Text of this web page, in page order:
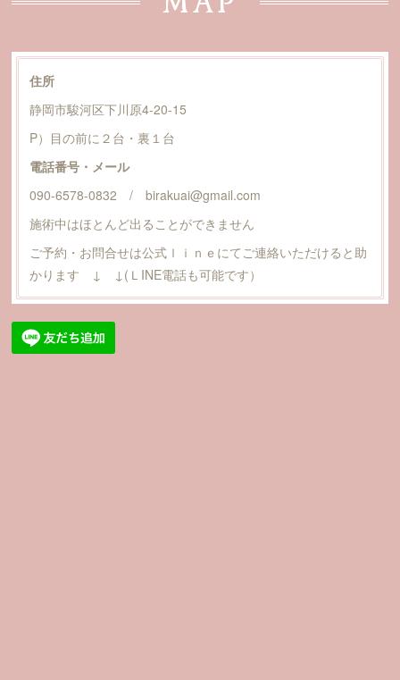
住所
静岡市駿河区下川原4-20-15
P）目の前に２台・裏１台
電話番号・メール
090-6578-0832 / birakuai@gmail.com
施術中はほとんど出ることができません
ご予約・お問合せは公式ｌｉｎｅにてご連絡いただけると助
かります ↓ ↓(ＬINE電話も可能です）